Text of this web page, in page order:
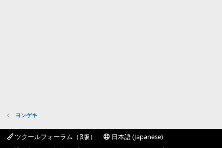
ヨンゲキ
ツクールフォーラム（β版）
日本語 (Japanese)